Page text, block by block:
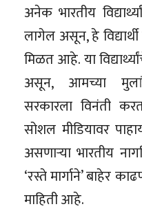
अनेक भारतीय
लागेल असून, हे
मिळत आहे. या
असून, आमच्या
सरकारला विनंती
सोशल मीडियावर
असणाऱ्या भारतीय
‘रस्ते मार्गाने’ बाहेर
माहिती आहे.